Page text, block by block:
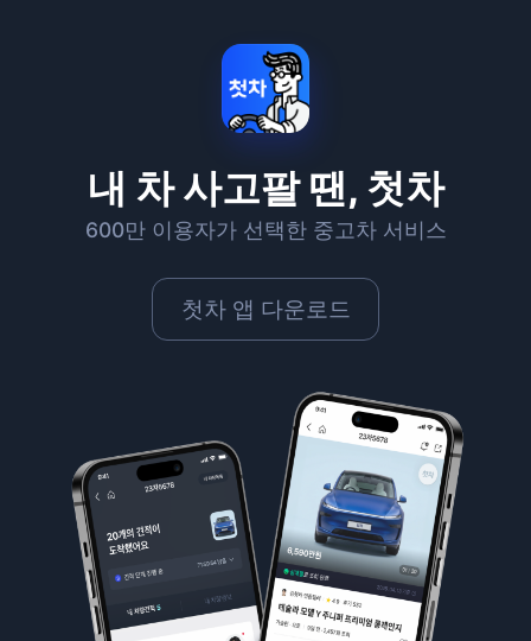
내 차 사고팔 땐, 첫차
600만 이용자가 선택한 중고차 서비스
첫차 앱 다운로드